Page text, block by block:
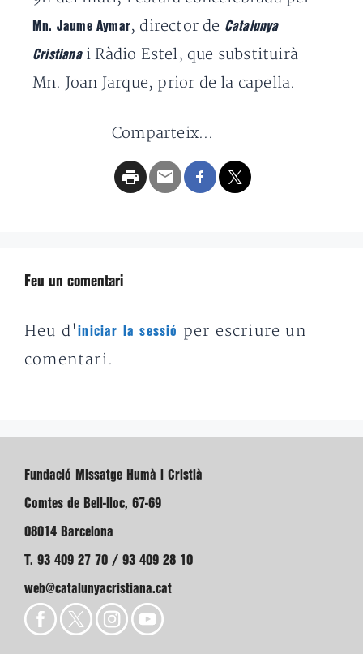
Mn. Jaume Aymar, director de Catalunya
Cristianai Ràdio Estel, que substituirà
Mn. Joan Jarque, prior de la capella.
Comparteix...
Feu un comentari
Heu d'iniciar la sessió
per escriure un
comentari.
Fundació Missatge Humà i Cristià
Comtes de Bell-lloc, 67-69
08014 Barcelona
T. 93 409 27 70 / 93 409 28 10
web@catalunyacristiana.cat